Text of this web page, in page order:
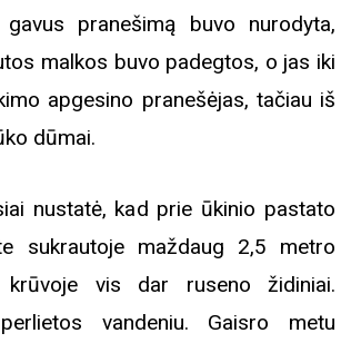
gavus pranešimą buvo nurodyta,
malkos buvo padegtos, o jas iki
apgesino pranešėjas, tačiau iš
dūmai.
nustatė, kad prie ūkinio pastato
sukrautoje maždaug 2,5 metro
krūvoje vis dar ruseno židiniai.
vandeniu. Gaisro metu